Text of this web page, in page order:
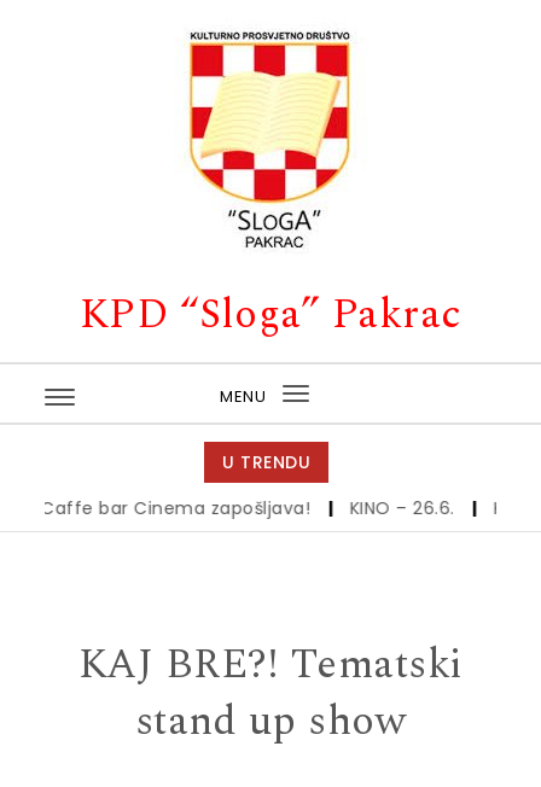
KPD “Sloga” Pakrac
MENU
Toggle
navigation
U TRENDU
Caffe bar Cinema zapošljava! | KINO – 26.6. | Kino –
KAJ BRE?! Tematski
stand up show